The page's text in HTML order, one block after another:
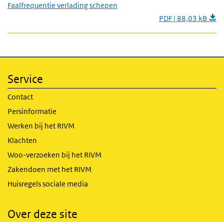
Faalfrequentie verlading schepen
PDF | 88,03 kB
Service
Contact
Persinformatie
Werken bij het RIVM
Klachten
Woo-verzoeken bij het RIVM
Zakendoen met het RIVM
Huisregels sociale media
Over deze site